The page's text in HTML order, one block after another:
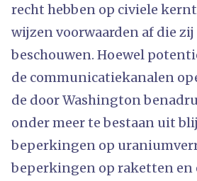
recht hebben op civiele
wijzen voorwaarden af ​​die
beschouwen. Hoewel
de communicatiekanalen
de door Washington
onder meer te bestaan ​​uit
beperkingen op
beperkingen op raketten en